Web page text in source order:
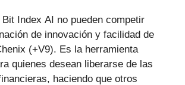
Index AI no pueden competir
de innovación y facilidad de
(+V9). Es la herramienta
quienes desean liberarse de las
haciendo que otros